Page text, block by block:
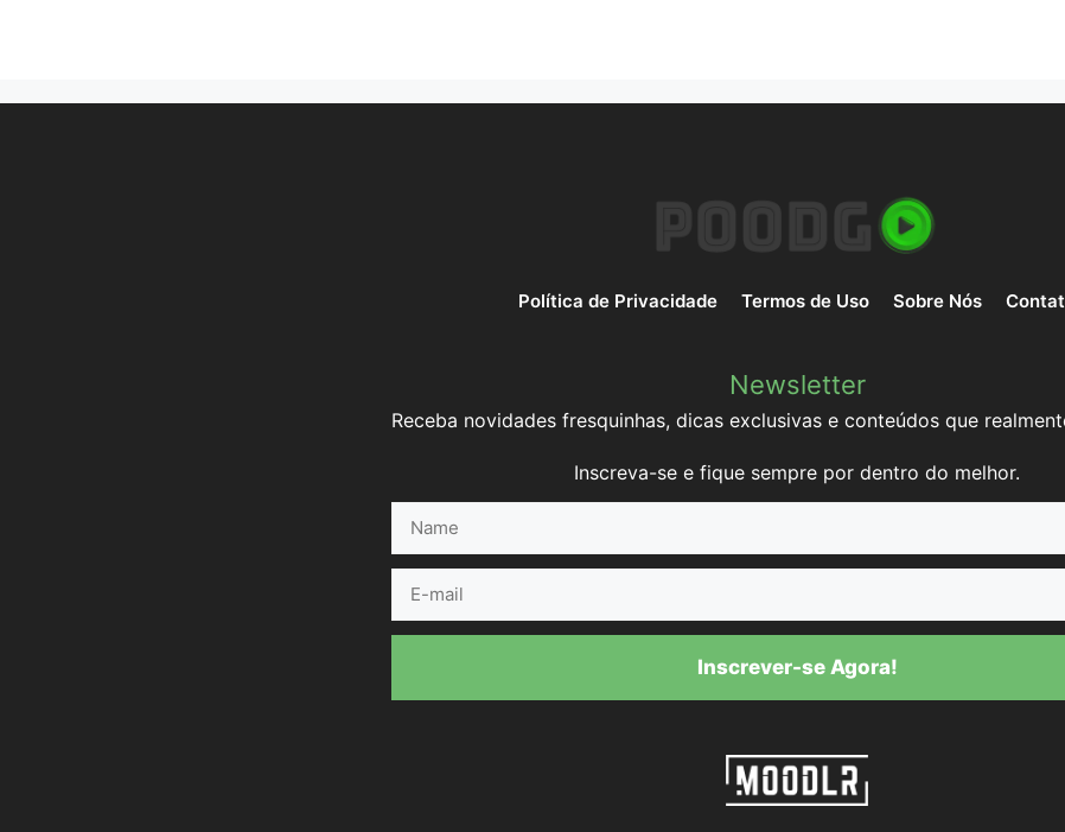
Política de Privacidade Termos de Uso Sobre Nós
Newsletter
Receba novidades fresquinhas, dicas exclusivas e conteúdos que
Inscreva-se e fique sempre por dentro do melhor.
mail
Inscrever-se Agora!